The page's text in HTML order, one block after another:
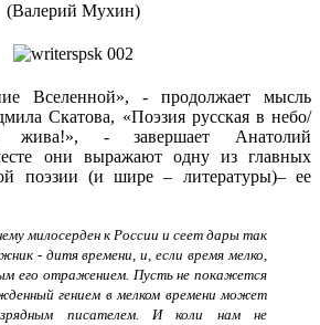
(Валерий Мухин)
Вселенной», - продолжает мысль
Скатова, «Поэзия русская в небо/
жива!», - завершает Анатолий
они выражают одну из главных
поэзии (и шире – литературы)– ее
милосерден к России и сеет дары так
- дитя времени, и, если время мелко,
его отражением. Пусть не покажется
гением в мелком времени может
писателем. И коли нам не